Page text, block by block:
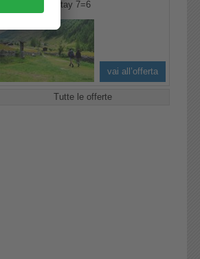
My Mountain Stay 7=6
vai all’offerta
Tutte le offerte